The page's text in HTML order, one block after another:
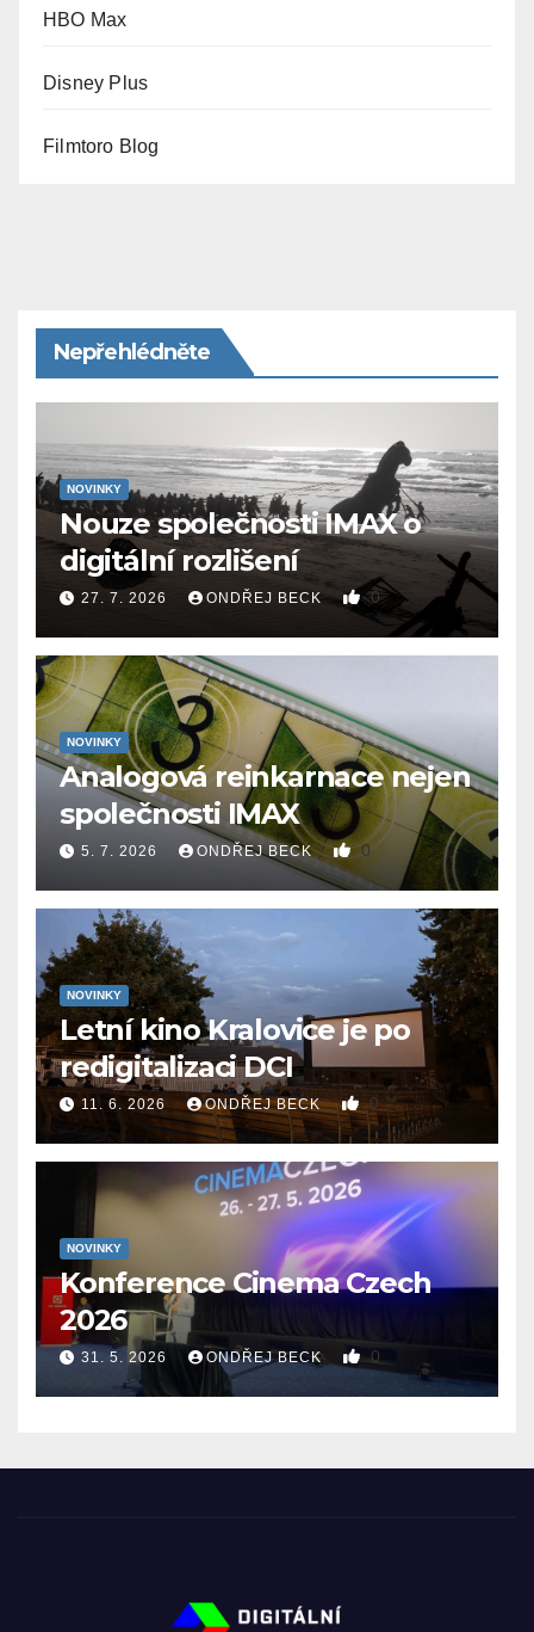
HBO Max
Disney Plus
Filmtoro Blog
Nepřehlédněte
NOVINKY
Nouze společnosti IMAX o
digitální rozlišení
27. 7. 2026 ONDŘEJ BECK 0
NOVINKY
Analogová reinkarnace nejen
společnosti IMAX
5. 7. 2026 ONDŘEJ BECK 0
NOVINKY
Letní kino Kralovice je po
redigitalizaci DCI
11. 6. 2026 ONDŘEJ BECK 0
NOVINKY
Konference Cinema Czech
2026
31. 5. 2026 ONDŘEJ BECK 0